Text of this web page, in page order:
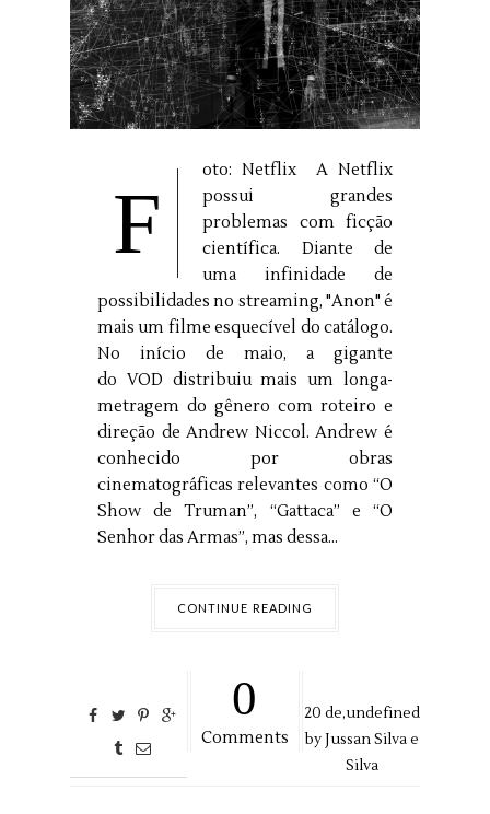
F
oto: Netflix A Netflix
possui grandes
problemas com ficção
científica. Diante de
uma infinidade de
possibilidades no streaming, "Anon" é
mais um filme esquecível do catálogo.
No início de maio, a gigante
do VOD distribuiu mais um longa-
metragem do gênero com roteiro e
direção de Andrew Niccol. Andrew é
conhecido por obras
cinematográficas relevantes como “O
Show de Truman”, “Gattaca” e “O
Senhor das Armas”, mas dessa...
CONTINUE READING
0
Comments
20 de,undefined
byJussan Silva e
Silva